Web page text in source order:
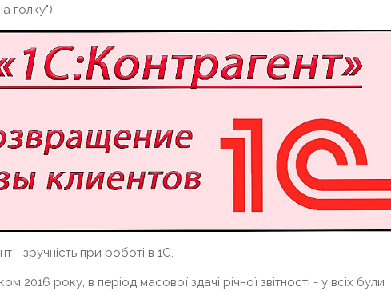
голку").
- зручність при роботі в 1С.
2016 року, в період масової здачі річної звітності - у всіх були